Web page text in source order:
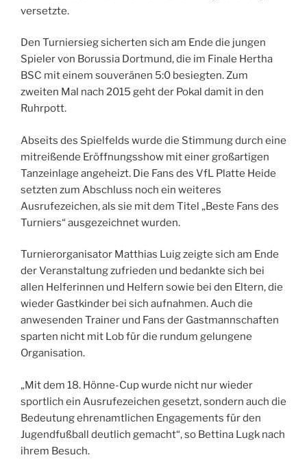
versetzte.
Den Turniersieg sicherten sich am Ende die jungen
Spieler von Borussia Dortmund, die im Finale Hertha
BSC mit einem souveränen 5:0 besiegten. Zum
zweiten Mal nach 2015 geht der Pokal damit in den
Ruhrpott.
Abseits des Spielfelds wurde die Stimmung durch eine
mitreißende Eröffnungsshow mit einer großartigen
Tanzeinlage angeheizt. Die Fans des VfL Platte Heide
setzten zum Abschluss noch ein weiteres
Ausrufezeichen, als sie mit dem Titel „Beste Fans des
Turniers“ ausgezeichnet wurden.
Turnierorganisator Matthias Luig zeigte sich am Ende
der Veranstaltung zufrieden und bedankte sich bei
allen Helferinnen und Helfern sowie bei den Eltern, die
wieder Gastkinder bei sich aufnahmen. Auch die
anwesenden Trainer und Fans der Gastmannschaften
sparten nicht mit Lob für die rundum gelungene
Organisation.
„Mit dem 18. Hönne-Cup wurde nicht nur wieder
sportlich ein Ausrufezeichen gesetzt, sondern auch die
Bedeutung ehrenamtlichen Engagements für den
Jugendfußball deutlich gemacht“, so Bettina Lugk nach
ihrem Besuch.